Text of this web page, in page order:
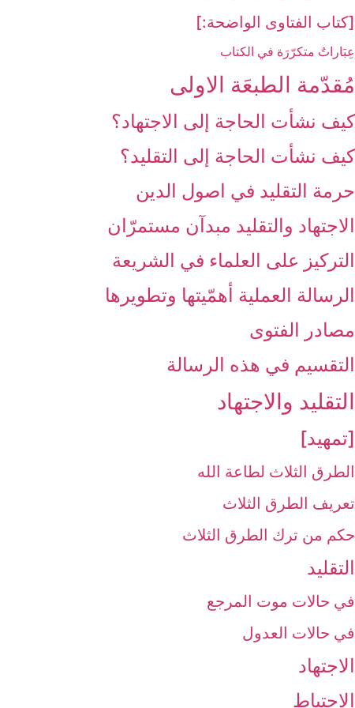
[كتاب الفتاوى الواضحة:]
عِبَاراتٌ متكرّرَة في الكتاب
مُقدّمة الطبعَة الاولى‏
كيف نشأت الحاجة إلى الاجتهاد؟
كيف نشأت الحاجة إلى التقليد؟
حرمة التقليد في اصول الدين
الاجتهاد والتقليد مبدآن مستمرّان
التركيز على العلماء في الشريعة
الرسالة العملية أهمّيتها وتطويرها
مصادر الفتوى
التقسيم في هذه الرسالة
التقليد والاجتهاد
[تمهيد]
الطرق الثلاث لطاعة الله
تعريف الطرق الثلاث
حكم من ترك الطرق الثلاث
التقليد
في حالات موت المرجع
في حالات العدول
الاجتهاد
الاحتياط